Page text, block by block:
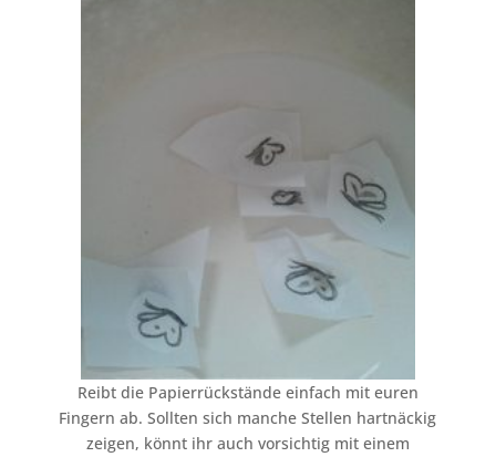
Reibt die Papierrückstände einfach mit euren
Fingern ab. Sollten sich manche Stellen hartnäckig
zeigen, könnt ihr auch vorsichtig mit einem